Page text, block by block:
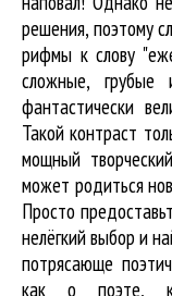
решения, поэтому
рифмы к слову
сложные,
фантастически
Такой контраст
мощный
может родиться
Просто
нелёгкий выбор и
потрясающе
как о поэте,